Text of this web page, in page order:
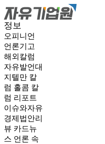
정보
오피니언
언론기고
해외칼럼
자유발언대
지텔만 칼
럼 홀콤 칼
럼 리포트
이슈와자유
경제법안리
뷰 카드뉴
스 언론 속